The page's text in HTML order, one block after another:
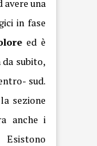
una
in fase
ed è
da subito,
sud.
sezione
anche i